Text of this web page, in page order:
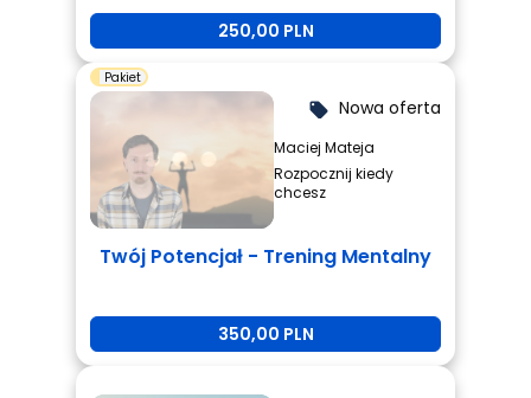
którzy są zmęczeni i potrzebują
250,00 PLN
Pakiet
local_offer Nowa oferta
Maciej Mateja
Rozpocznij kiedy
chcesz
Twój Potencjał - Trening Mentalny
350,00 PLN